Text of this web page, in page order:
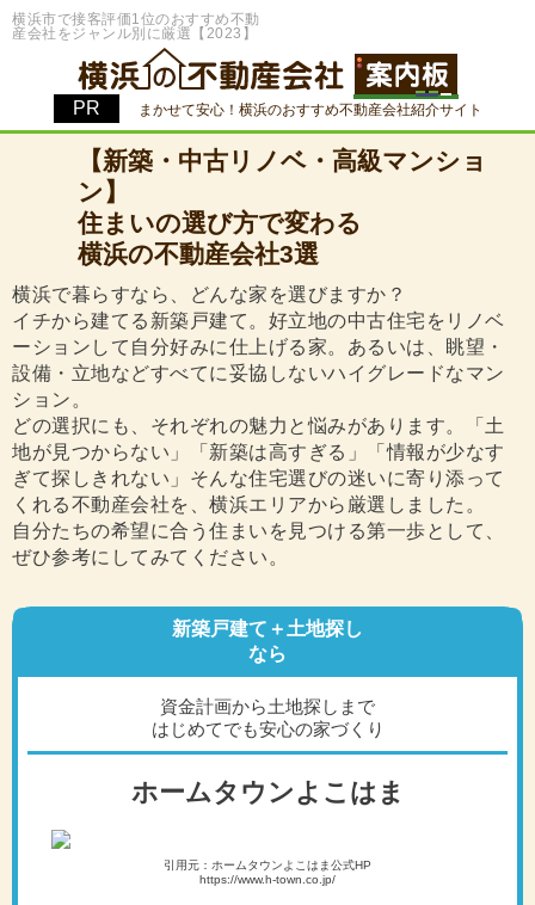
横浜市で接客評価1位のおすすめ不動
産会社をジャンル別に厳選【2023】
まかせて安心！横浜のおすすめ不動産会社紹介サイト
【新築・中古リノベ・高級マンショ
ン】
住まいの選び方で変わる
横浜の不動産会社3選
横浜で暮らすなら、どんな家を選びますか？
イチから建てる新築戸建て。好立地の中古住宅をリノベ
ーションして自分好みに仕上げる家。あるいは、眺望・
設備・立地などすべてに妥協しないハイグレードなマン
ション。
どの選択にも、それぞれの魅力と悩みがあります。「土
地が見つからない」「新築は高すぎる」「情報が少なす
ぎて探しきれない」そんな住宅選びの迷いに寄り添って
くれる不動産会社を、横浜エリアから厳選しました。
自分たちの希望に合う住まいを見つける第一歩として、
ぜひ参考にしてみてください。
新築戸建て＋土地探し
なら
資金計画から土地探しまで
はじめてでも安心の家づくり
ホームタウンよこはま
引用元：ホームタウンよこはま公式HP
https://www.h-town.co.jp/